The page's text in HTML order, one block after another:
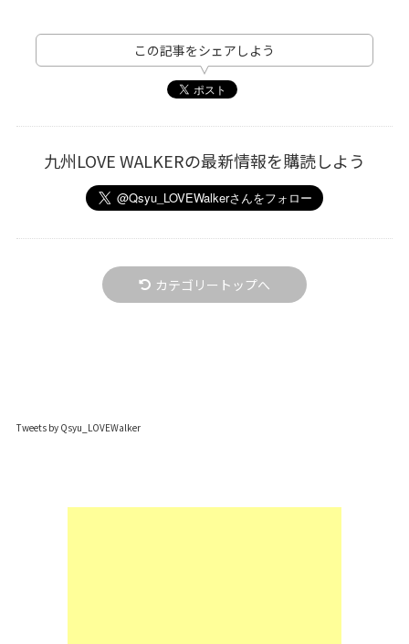
この記事をシェアしよう
九州LOVE WALKERの最新情報を購読しよう
カテゴリートップへ
Tweets by Qsyu_LOVEWalker